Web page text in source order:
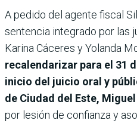
A pedido del agente fiscal
sentencia integrado por las
Karina Cáceres y Yolanda
recalendarizar para el 31
inicio del juicio oral y
de Ciudad del Este,
por lesión de confianza y